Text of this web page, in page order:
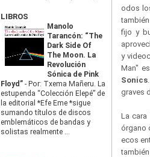
LIBROS
Manolo
Tarancón: “The
Dark Side Of
The Moon. La
Revolución
Sónica de Pink
Floyd” - Por: Txema Mañeru. La
estupenda “Colección Elepé” de
la editorial *Efe Eme *sigue
sumando títulos de discos
emblemáticos de bandas y
solistas realmente ...
odos
fijo y
y
Man"
Sonics
graves
La
órgano
ecos